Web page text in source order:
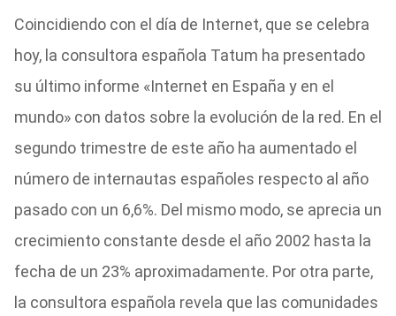
Coincidiendo con el día de Internet, que se celebra
hoy, la consultora española Tatum ha presentado
su último informe «Internet en España y en el
mundo» con datos sobre la evolución de la red. En el
segundo trimestre de este año ha aumentado el
número de internautas españoles respecto al año
pasado con un 6,6%. Del mismo modo, se aprecia un
crecimiento constante desde el año 2002 hasta la
fecha de un 23% aproximadamente. Por otra parte,
la consultora española revela que las comunidades